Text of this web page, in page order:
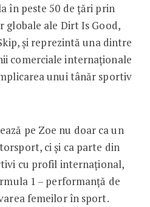
în peste 50 de țări prin
ale Dirt Is Good,
și reprezintă una dintre
comerciale internaționale
unui tânăr sportiv
pe Zoe nu doar ca un
ci și ca parte din
cu profil internațional,
1 – performanță de
femeilor în sport.